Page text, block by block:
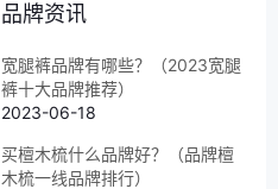
品牌资讯
宽腿裤品牌有哪些？（2023宽腿
裤十大品牌推荐）
2023-06-18
买檀木梳什么品牌好？（品牌檀
木梳一线品牌排行）